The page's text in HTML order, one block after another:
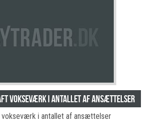
vokseværk i antallet af ansættelser
vokseværk i antallet af ansættelser